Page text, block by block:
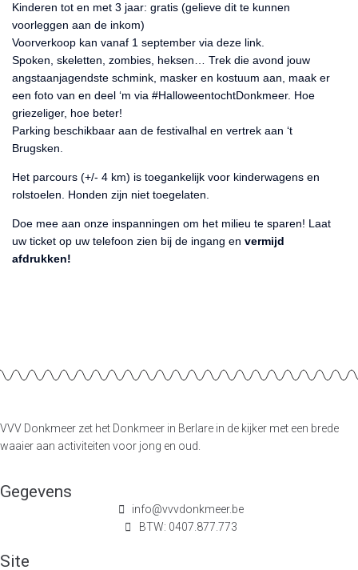
Kinderen tot en met 3 jaar: gratis (gelieve dit te kunnen
voorleggen aan de inkom)
Voorverkoop kan vanaf 1 september via deze link.
Spoken, skeletten, zombies, heksen… Trek die avond jouw
angstaanjagendste schmink, masker en kostuum aan, maak er
een foto van en deel ‘m via #HalloweentochtDonkmeer. Hoe
griezeliger, hoe beter!
Parking beschikbaar aan de festivalhal en vertrek aan ‘t
Brugsken.
Het parcours (+/- 4 km) is toegankelijk voor kinderwagens en
rolstoelen. Honden zijn niet toegelaten.
Doe mee aan onze inspanningen om het milieu te sparen! Laat
uw ticket op uw telefoon zien bij de ingang en vermijd
afdrukken!
VVV Donkmeer zet het Donkmeer in Berlare in de kijker met een brede
waaier aan activiteiten voor jong en oud.
Gegevens
info@vvvdonkmeer.be
BTW: 0407.877.773
Site